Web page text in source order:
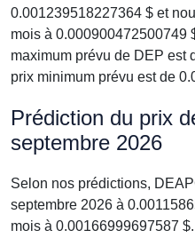
0.001239518227364 $ et
mois à 0.000900472500749
maximum prévu de DEP est
prix minimum prévu est de
Prédiction du prix
septembre 2026
Selon nos prédictions,
septembre 2026 à
mois à 0.00166999697587